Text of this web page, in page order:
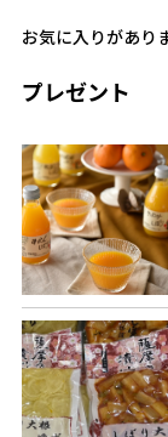
お気に入りがあり
プレゼント